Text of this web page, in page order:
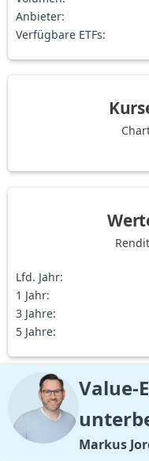
Anbieter:
Verfügbare ETFs:
Lfd. Jahr:
1 Jahr:
3 Jahre:
5 Jahre:
Value-
Markus